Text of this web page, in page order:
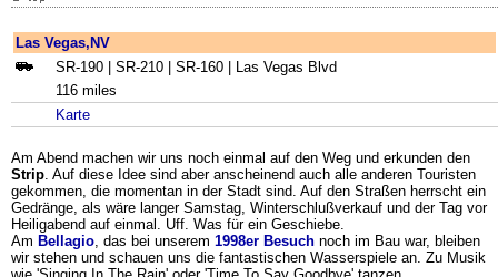
Las Vegas,NV
SR-190 | SR-210 | SR-160 | Las Vegas Blvd
116 miles
Karte
Am Abend machen wir uns noch einmal auf den Weg und erkunden den
Strip. Auf diese Idee sind aber anscheinend auch alle anderen Touristen
gekommen, die momentan in der Stadt sind. Auf den Straßen herrscht ein
Gedränge, als wäre langer Samstag, Winterschlußverkauf und der Tag vor
Heiligabend auf einmal. Uff. Was für ein Geschiebe.
Am Bellagio, das bei unserem 1998er Besuch noch im Bau war, bleiben
wir stehen und schauen uns die fantastischen Wasserspiele an. Zu Musik